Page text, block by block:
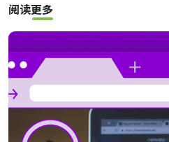
阅读更多